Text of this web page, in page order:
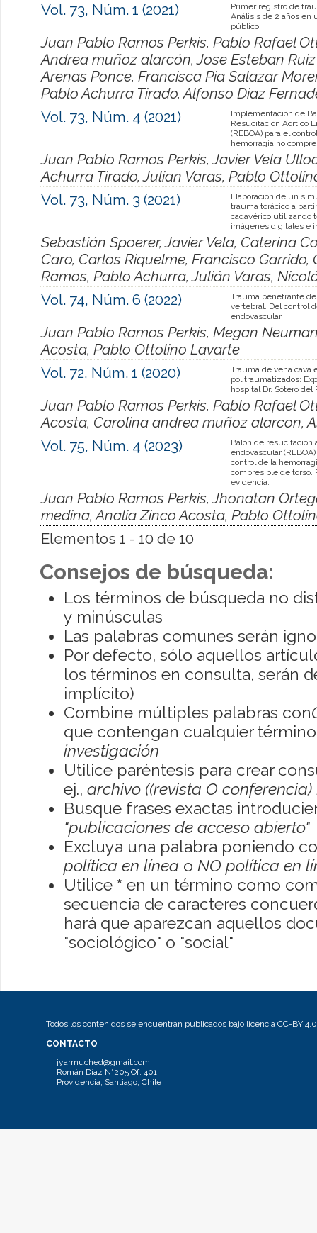
Vol. 73, Núm. 1 (2021)
Primer registro de
Análisis de 2 años en
público
Juan Pablo Ramos Perkis, Pablo Rafael
Andrea muñoz alarcón, Jose Esteban
Arenas Ponce, Francisca Pia Salazar
Pablo Achurra Tirado, Alfonso Diaz
Vol. 73, Núm. 4 (2021)
Implementación de
Resucitación Aortico
(REBOA) para el
hemorragia no
Juan Pablo Ramos Perkis, Javier Vela
Achurra Tirado, Julian Varas, Pablo
Vol. 73, Núm. 3 (2021)
Elaboración de un
trauma torácico a
cadavérico utilizando
imágenes digitales e
Sebastián Spoerer, Javier Vela, Caterina
Caro, Carlos Riquelme, Francisco
Ramos, Pablo Achurra, Julián Varas,
Vol. 74, Núm. 6 (2022)
Trauma penetrante
vertebral. Del control
endovascular
Juan Pablo Ramos Perkis, Megan
Acosta, Pablo Ottolino Lavarte
Vol. 72, Núm. 1 (2020)
Trauma de vena cava
politraumatizados:
hospital Dr. Sótero del
Juan Pablo Ramos Perkis, Pablo Rafael
Acosta, Carolina andrea muñoz alarcon,
Vol. 75, Núm. 4 (2023)
Balón de resucitación
endovascular
control de la
compresible de torso.
evidencia.
Juan Pablo Ramos Perkis, Jhonatan
medina, Analia Zinco Acosta, Pablo
Elementos 1 - 10 de 10
Consejos de búsqueda:
Los términos de búsqueda no
y minúsculas
Las palabras comunes serán
Por defecto, sólo aquellos
los términos en consulta, serán
implícito)
Combine múltiples palabras con
que contengan cualquier
investigación
Utilice paréntesis para crear
ej., archivo ((revista O conferencia)
Busque frases exactas
"publicaciones de acceso abierto"
Excluya una palabra poniendo
política en línea o NO política en
Utilice * en un término como
secuencia de caracteres
hará que aparezcan aquellos
"sociológico" o "social"
Todos los contenidos se encuentran publicados bajo licencia CC-BY 4.0
CONTACTO
jyarmuched@gmail.com
Román Díaz N°205 Of. 401.
Providencia, Santiago, Chile